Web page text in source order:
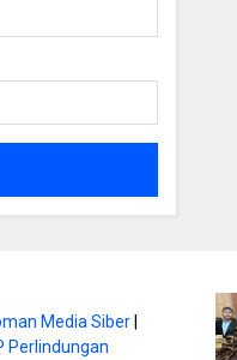
Media Siber
Perlindungan